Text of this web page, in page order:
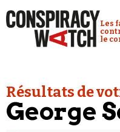
Les
le
Résultats de
George